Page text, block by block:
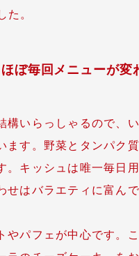
。
ぼ毎回メニューが変
構いらっしゃるので、
ます。野菜とタンパク
。キッシュは唯一毎日
せはバラエティに富ん
やパフェが中心です。